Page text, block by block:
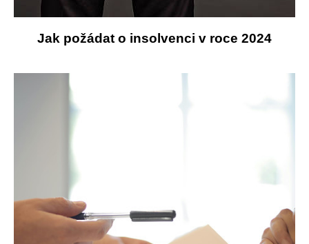
Jak požádat o insolvenci v roce 2024